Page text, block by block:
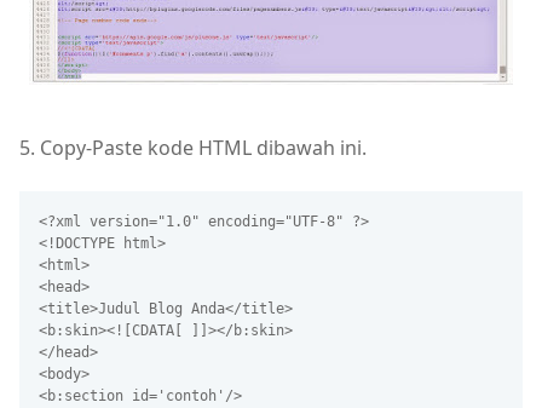
5. Copy-Paste kode HTML dibawah ini.
<?xml version="1.0" encoding="UTF-8" ?>
<!DOCTYPE html>
<html>
<head>
<title>Judul Blog Anda</title>
<b:skin><![CDATA[ ]]></b:skin>
</head>
<body>
<b:section id='contoh'/>